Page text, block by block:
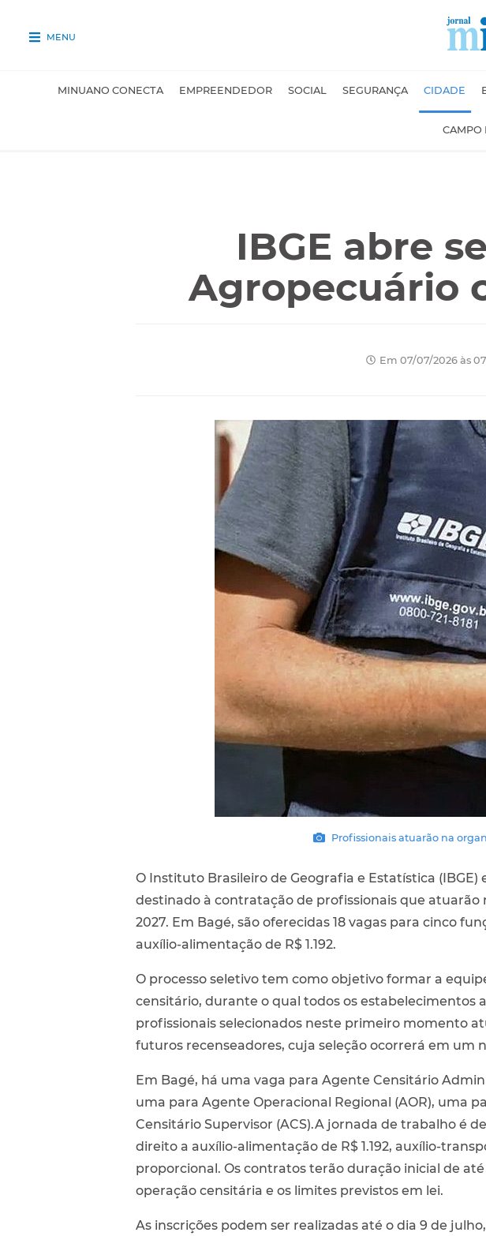
MENU
MINUANO CONECTA EMPREENDEDOR SOCIAL SEGURANÇA CIDADE
CAMPO
IBGE abre
Agropecuário
Em 07/07/2026 às
Profissionais atuarão na
O Instituto Brasileiro de Geografia e Estatística
destinado à contratação de profissionais que
2027. Em Bagé, são oferecidas 18 vagas para cinco
auxílio-alimentação de R$ 1.192.
O processo seletivo tem como objetivo formar a
censitário, durante o qual todos os estabelecimentos
profissionais selecionados neste primeiro momento
futuros recenseadores, cuja seleção ocorrerá em um
Em Bagé, há uma vaga para Agente Censitário
uma para Agente Operacional Regional (AOR), uma
Censitário Supervisor (ACS).A jornada de trabalho é
direito a auxílio-alimentação de R$ 1.192, auxílio-
proporcional. Os contratos terão duração inicial de
operação censitária e os limites previstos em lei.
As inscrições podem ser realizadas até o dia 9 de